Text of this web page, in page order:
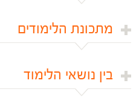
מתכונת הלימודים
בין נושאי הלימוד